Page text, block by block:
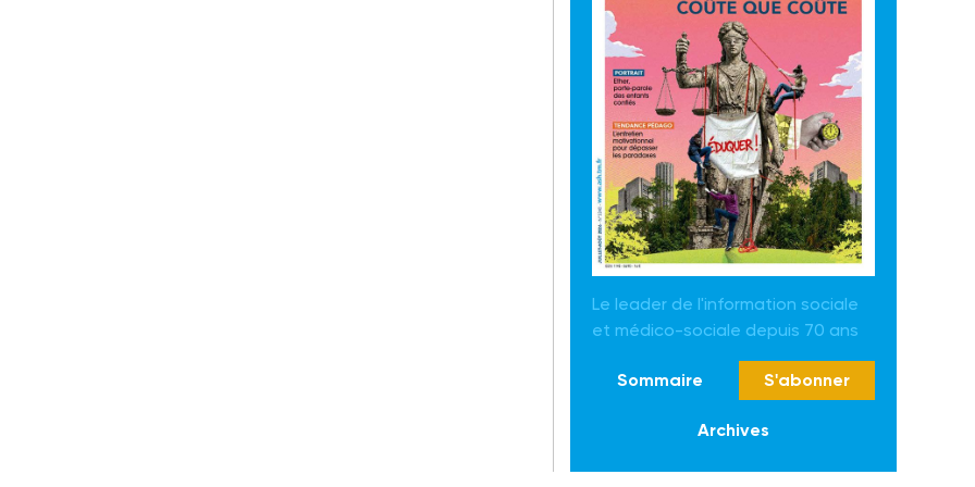
Le leader de l'information sociale
et médico-sociale depuis 70 ans
Sommaire S'abonner
Archives